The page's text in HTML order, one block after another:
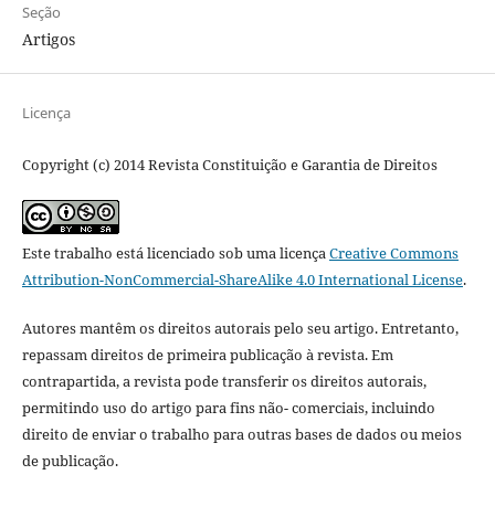
Seção
Artigos
Licença
Copyright (c) 2014 Revista Constituição e Garantia de Direitos
Este trabalho está licenciado sob uma licençaCreative Commons
Attribution-NonCommercial-ShareAlike 4.0 International License.
Autores mantêm os direitos autorais pelo seu artigo. Entretanto,
repassam direitos de primeira publicação à revista. Em
contrapartida, a revista pode transferir os direitos autorais,
permitindo uso do artigo para fins não- comerciais, incluindo
direito de enviar o trabalho para outras bases de dados ou meios
de publicação.